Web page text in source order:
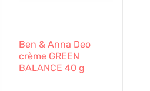
Ben & Anna Deo
crème GREEN
BALANCE 40 g